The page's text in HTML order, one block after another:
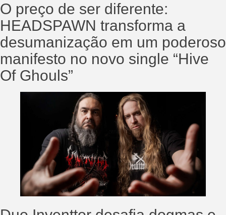
O preço de ser diferente:
HEADSPAWN transforma a
desumanização em um poderoso
manifesto no novo single “Hive
Of Ghouls”